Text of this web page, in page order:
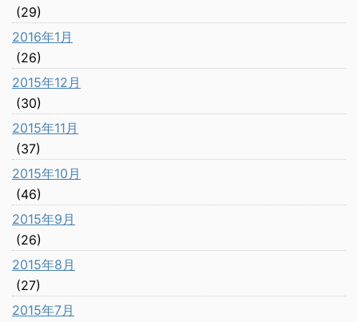
(29)
2016年1月
(26)
2015年12月
(30)
2015年11月
(37)
2015年10月
(46)
2015年9月
(26)
2015年8月
(27)
2015年7月